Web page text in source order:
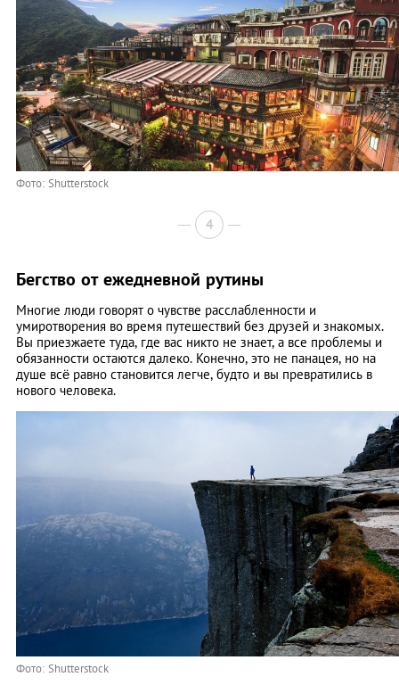
Фото: Shutterstock
4
Бегство от ежедневной рутины
Многие люди говорят о чувстве расслабленности и
умиротворения во время путешествий без друзей и знакомых.
Вы приезжаете туда, где вас никто не знает, а все проблемы и
обязанности остаются далеко. Конечно, это не панацея, но на
душе всё равно становится легче, будто и вы превратились в
нового человека.
Фото: Shutterstock